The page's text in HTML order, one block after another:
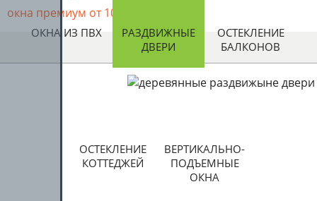
ОКНА ИЗ ПВХ
РАЗДВИЖНЫЕ
ДВЕРИ
ОСТЕКЛЕНИЕ
БАЛКОНОВ
ОСТЕКЛЕНИЕ
КОТТЕДЖЕЙ
ВЕРТИКАЛЬНО-
ПОДЪЕМНЫЕ
ОКНА
окна премиум от 10 000 руб./м